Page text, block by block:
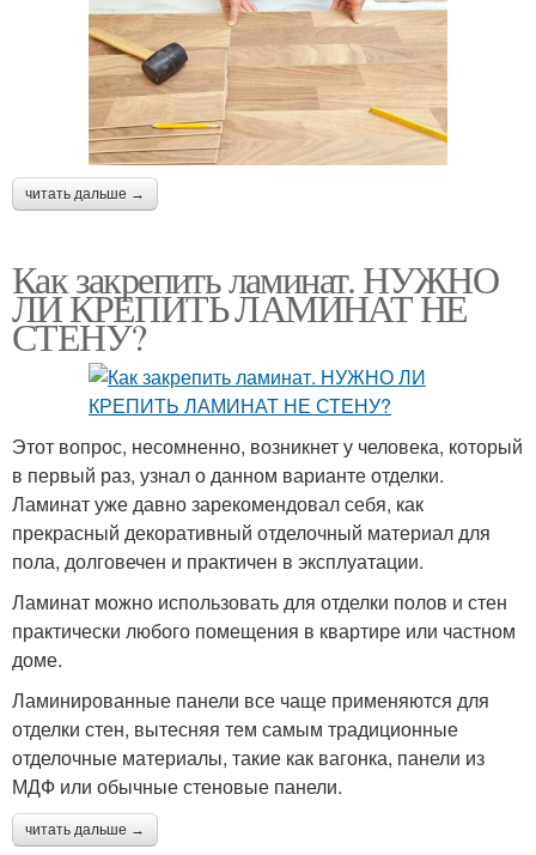
читать дальше →
Как закрепить ламинат. НУЖНО
ЛИ КРЕПИТЬ ЛАМИНАТ НЕ
СТЕНУ?
Этот вопрос, несомненно, возникнет у человека, который
в первый раз, узнал о данном варианте отделки.
Ламинат уже давно зарекомендовал себя, как
прекрасный декоративный отделочный материал для
пола, долговечен и практичен в эксплуатации.
Ламинат можно использовать для отделки полов и стен
практически любого помещения в квартире или частном
доме.
Ламинированные панели все чаще применяются для
отделки стен, вытесняя тем самым традиционные
отделочные материалы, такие как вагонка, панели из
МДФ или обычные стеновые панели.
читать дальше →